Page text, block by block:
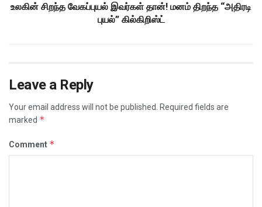
உலகின் சிறந்த வேகப்புயல் இவர்கள் தான்! மனம் திறந்த “அதிரடி
புயல்” கில்கிறிஸ்ட்
Leave a Reply
Your email address will not be published.
Required fields are
marked *
Comment *